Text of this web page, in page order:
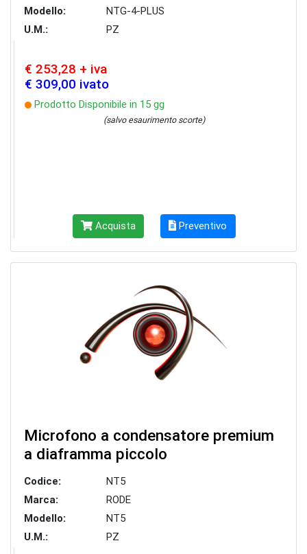
Modello:
NTG-4-PLUS
U.M.:
PZ
€ 253,28 + iva
€ 309,00 ivato
Prodotto Disponibile in 15 gg
(salvo esaurimento scorte)
Acquista Preventivo
Microfono a condensatore premium
a diaframma piccolo
Codice:
NT5
Marca:
RODE
Modello:
NT5
U.M.:
PZ